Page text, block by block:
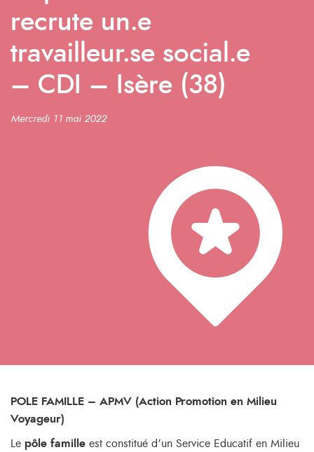
recrute un.e
travailleur.se social.e
– CDI – Isère (38)
Mercredi 11 mai 2022
POLE FAMILLE – APMV (Action Promotion en Milieu
Voyageur)
Le pôle famille est constitué d’un Service Educatif en Milieu